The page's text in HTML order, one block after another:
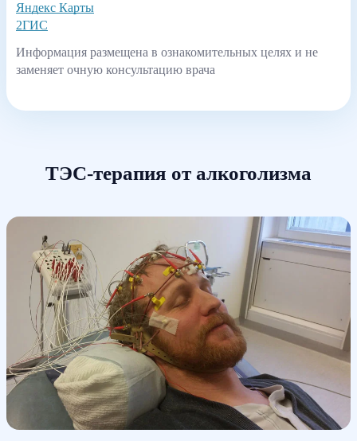
Яндекс Карты
2ГИС
Информация размещена в ознакомительных целях и не
заменяет очную консультацию врача
ТЭС-терапия от алкоголизма